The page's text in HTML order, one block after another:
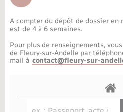
Parrainage civil
Recensement militaire
Petite enfance
Info jeunes
Associations
Bornes de recharge
Travaux - Autorisation
public
Publications
Agenda
La Communauté de
A compter du dépôt de dossier en
est de 4 à 6 semaines.
Pour plus de renseignements,
de Fleury-sur-Andelle par
mail à contact@fleury-sur-